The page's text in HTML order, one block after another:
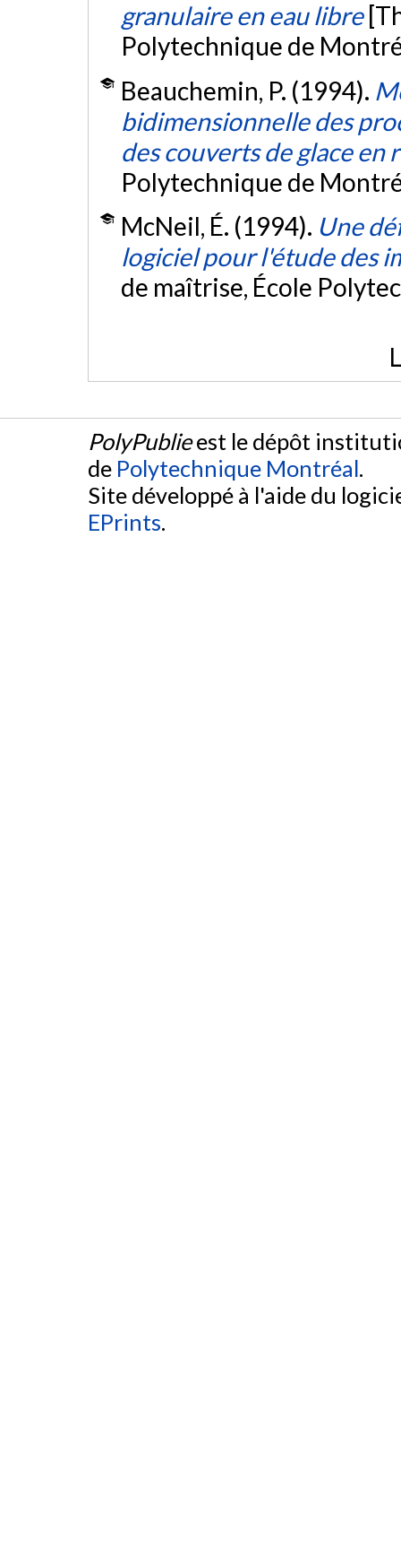
granulaire en eau libre
Polytechnique de
Beauchemin, P. (1994).
bidimensionnelle des
des couverts de glace en
Polytechnique de
McNeil, É. (1994). Une
logiciel pour l'étude des
de maîtrise, École
PolyPublieest le dépôt
de Polytechnique Montréal.
Site développé à l'aide du
EPrints.